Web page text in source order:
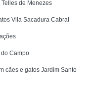
de Menezes
Vila Sacadura Cabral
Campo
cães e gatos Jardim Santo